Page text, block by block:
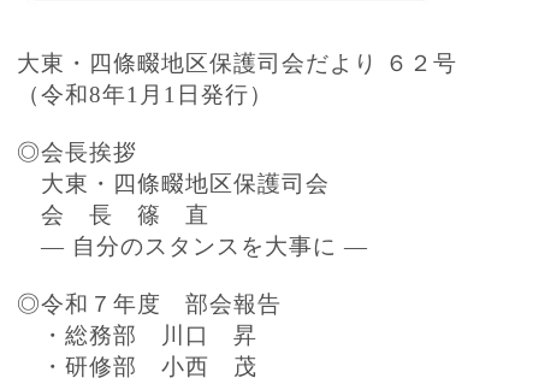
大東・四條畷地区保護司会だより ６２号
（令和8年1月1日発行）
◎会長挨拶
大東・四條畷地区保護司会
会 長 篠 直
― 自分のスタンスを大事に ―
◎令和７年度 部会報告
・総務部 川口 昇
・研修部 小西 茂